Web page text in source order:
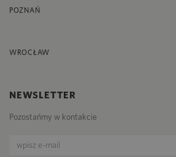
POZNAŃ
WROCŁAW
NEWSLETTER
Pozostańmy w kontakcie